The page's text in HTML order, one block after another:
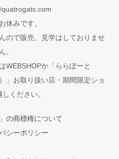
休みです。
ので販売、見学はしておりませ
ん。
WEBSHOPか「ららぽーと
」お取り扱い店・期間限定ショ
ください。
商標権について
ーポリシー